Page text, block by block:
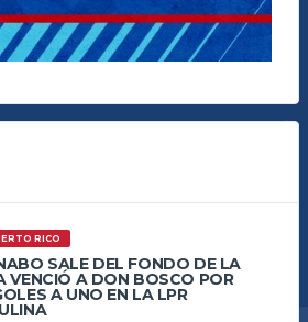
RICO
SALE DEL FONDO DE LA
VENCIÓ A DON BOSCO POR
A UNO EN LA LPR